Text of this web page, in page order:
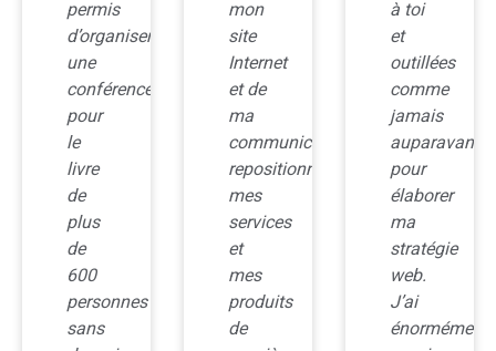
permis
d’organiser
une
conférence
pour
le
livre
de
plus
de
600
personnes
sans
mon
site
Internet
et de
ma
communication,
repositionner
mes
services
et
mes
produits
de
à toi
et
outillées
comme
jamais
auparavant
pour
élaborer
ma
stratégie
web.
J’ai
énormément